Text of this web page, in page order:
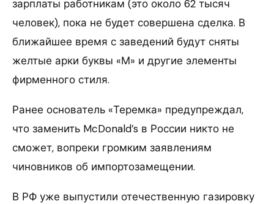
зарплаты работникам (это около 62 тысяч
человек), пока не будет совершена сделка. В
ближайшее время с заведений будут сняты
желтые арки буквы «М» и другие элементы
фирменного стиля.
Ранее основатель «Теремка» предупреждал,
что заменить McDonald’s в России никто не
сможет, вопреки громким заявлениям
чиновников об импортозамещении.
В РФ уже выпустили отечественную газировку